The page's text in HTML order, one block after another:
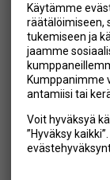
Käytämme
räätälöimiseen,
tukemiseen ja
jaamme
Kumppanimme
antamiisi tai
Voit hyväksyä
”Hyväksy
YHTEYSTIEDOT
Hyväksyn
Tilaa